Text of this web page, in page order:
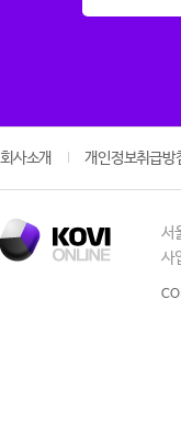
회사소개 개인정보취급방
서
사